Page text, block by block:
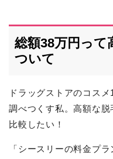
総額38万円って
ついて
ドラッグストアのコス
調べつくす私。高額な
比較したい！
「シースリーの料金プ